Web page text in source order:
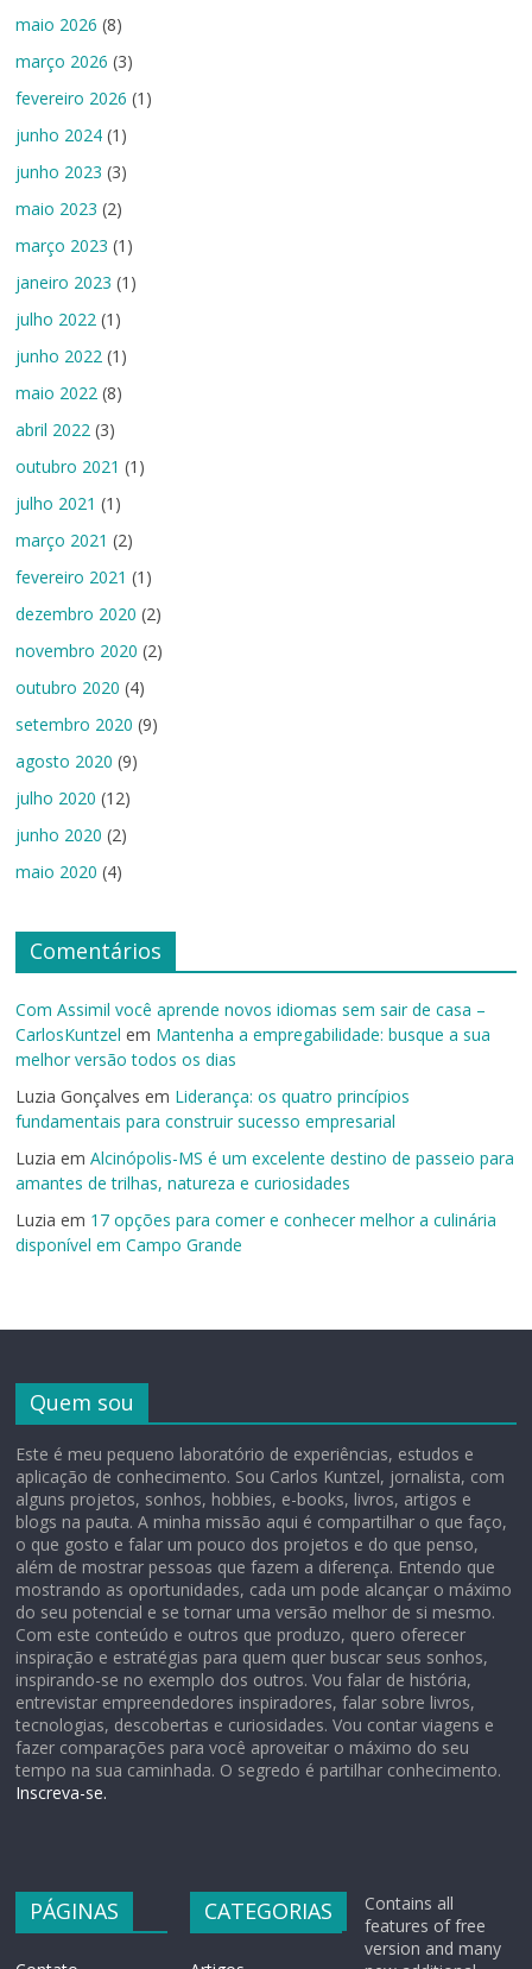
maio 2026 (8)
março 2026 (3)
fevereiro 2026 (1)
junho 2024 (1)
junho 2023 (3)
maio 2023 (2)
março 2023 (1)
janeiro 2023 (1)
julho 2022 (1)
junho 2022 (1)
maio 2022 (8)
abril 2022 (3)
outubro 2021 (1)
julho 2021 (1)
março 2021 (2)
fevereiro 2021 (1)
dezembro 2020 (2)
novembro 2020 (2)
outubro 2020 (4)
setembro 2020 (9)
agosto 2020 (9)
julho 2020 (12)
junho 2020 (2)
maio 2020 (4)
Comentários
Com Assimil você aprende novos idiomas sem sair de casa –
CarlosKuntzel em Mantenha a empregabilidade: busque a sua
melhor versão todos os dias
Luzia Gonçalves em Liderança: os quatro princípios
fundamentais para construir sucesso empresarial
Luzia emAlcinópolis-MS é um excelente destino de passeio para
amantes de trilhas, natureza e curiosidades
Luzia em 17 opções para comer e conhecer melhor a culinária
disponível em Campo Grande
Quem sou
Este é meu pequeno laboratório de experiências, estudos e
aplicação de conhecimento. Sou Carlos Kuntzel, jornalista, com
alguns projetos, sonhos, hobbies, e-books, livros, artigos e
blogs na pauta. A minha missão aqui é compartilhar o que faço,
o que gosto e falar um pouco dos projetos e do que penso,
além de mostrar pessoas que fazem a diferença. Entendo que
mostrando as oportunidades, cada um pode alcançar o máximo
do seu potencial e se tornar uma versão melhor de si mesmo.
Com este conteúdo e outros que produzo, quero oferecer
inspiração e estratégias para quem quer buscar seus sonhos,
inspirando-se no exemplo dos outros. Vou falar de história,
entrevistar empreendedores inspiradores, falar sobre livros,
tecnologias, descobertas e curiosidades. Vou contar viagens e
fazer comparações para você aproveitar o máximo do seu
tempo na sua caminhada. O segredo é partilhar conhecimento.
Inscreva-se.
PÁGINAS CATEGORIAS
Contains all
features of free
version and many